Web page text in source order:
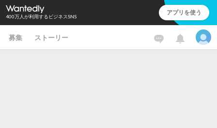
400万人が利用するビジネスSNS アプリを使う
募集 ストーリー